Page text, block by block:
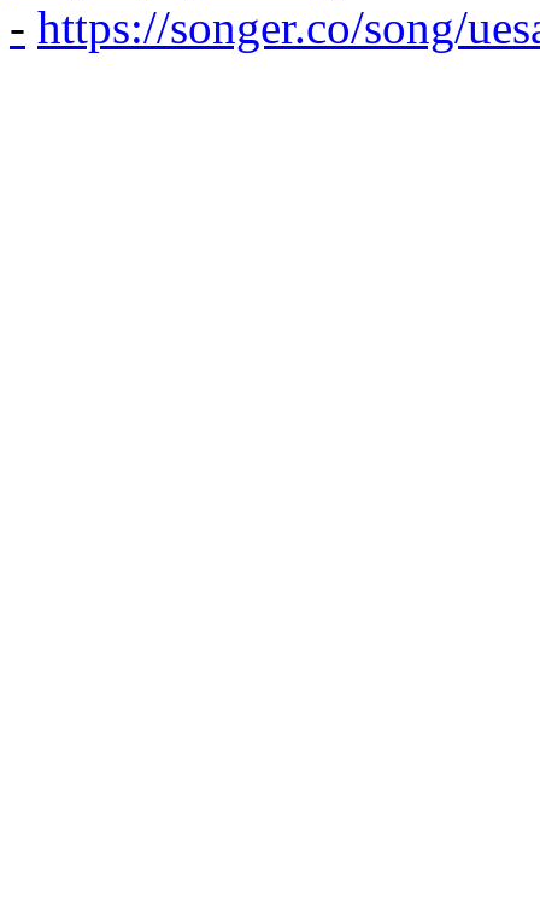
- https://songer.co/song/